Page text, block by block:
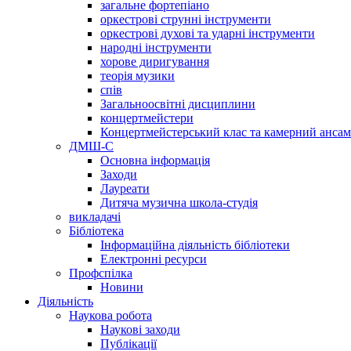
загальне фортепіано
оркестрові струнні інструменти
оркестрові духові та ударні інструменти
народні інструменти
хорове диригування
теорія музики
спів
Загальноосвітні дисциплини
концертмейстери
Концертмейстерський клас та камерний
ДМШ-С
Основна інформація
Заходи
Лауреати
Дитяча музична школа-студія
викладачі
Бібліотека
Інформаційна діяльність бібліотеки
Електронні ресурси
Профспілка
Новини
Діяльність
Наукова робота
Наукові заходи
Публікації